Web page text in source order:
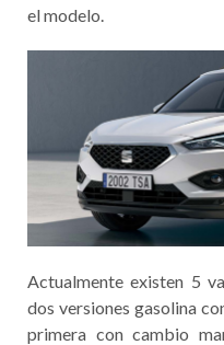
el modelo.
Actualmente existen 5
dos versiones gasolina
primera con cambio